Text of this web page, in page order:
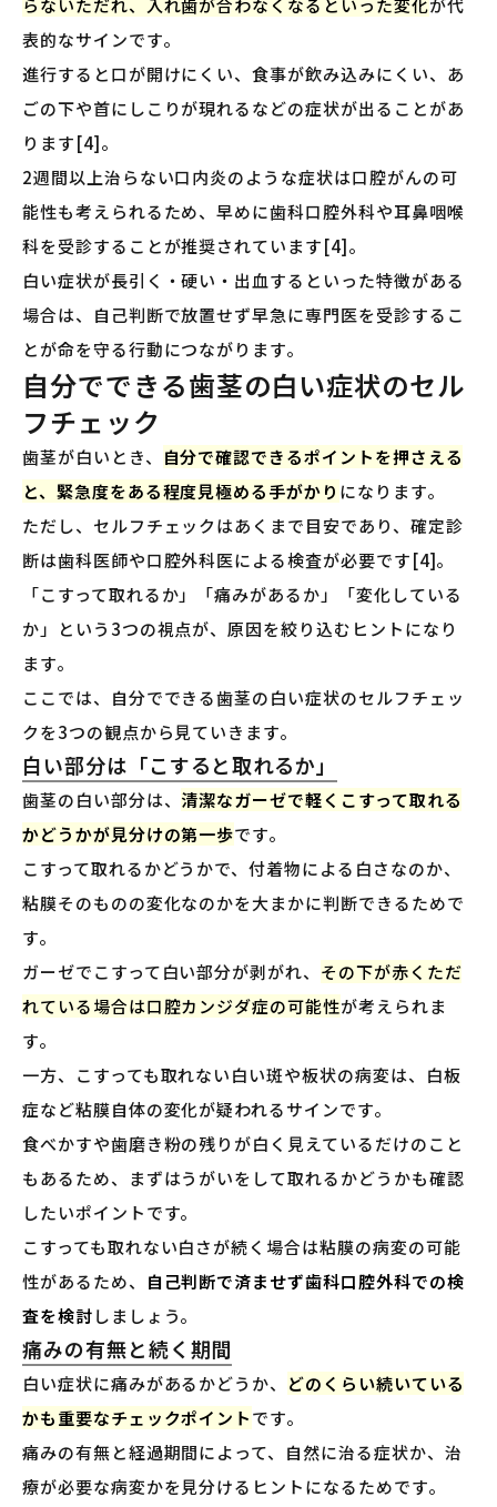
表的なサインです。
進行すると口が開けにくい、食事が飲み込みにくい、あ
ごの下や首にしこりが現れるなどの症状が出ることがあ
ります[4]。
2週間以上治らない口内炎のような症状は口腔がんの可
能性も考えられるため、早めに歯科口腔外科や耳鼻咽喉
科を受診することが推奨されています[4]。
白い症状が長引く・硬い・出血するといった特徴がある
場合は、自己判断で放置せず早急に専門医を受診するこ
とが命を守る行動につながります。
自分でできる歯茎の白い症状のセル
フチェック
歯茎が白いとき、
自分で確認できるポイントを押さえる
と、緊急度をある程度見極める手がかり になります。
ただし、セルフチェックはあくまで目安であり、確定診
断は歯科医師や口腔外科医による検査が必要です[4]。
「こすって取れるか」「痛みがあるか」「変化している
か」という3つの視点が、原因を絞り込むヒントになり
ます。
ここでは、自分でできる歯茎の白い症状のセルフチェッ
クを3つの観点から見ていきます。
白い部分は「こすると取れるか」
歯茎の白い部分は、 清潔なガーゼで軽くこすって取れる
かどうかが見分けの第一歩です。
こすって取れるかどうかで、付着物による白さなのか、
粘膜そのものの変化なのかを大まかに判断できるためで
す。
ガーゼでこすって白い部分が剥がれ、 その下が赤くただ
れている場合は口腔カンジダ症の可能性が考えられま
す。
一方、こすっても取れない白い斑や板状の病変は、白板
症など粘膜自体の変化が疑われるサインです。
食べかすや歯磨き粉の残りが白く見えているだけのこと
もあるため、まずはうがいをして取れるかどうかも確認
したいポイントです。
こすっても取れない白さが続く場合は粘膜の病変の可能
性があるため、
自己判断で済ませず歯科口腔外科での検
査を検討しましょう。
痛みの有無と続く期間
白い症状に痛みがあるかどうか、 どのくらい続いている
かも重要なチェックポイントです。
痛みの有無と経過期間によって、自然に治る症状か、治
療が必要な病変かを見分けるヒントになるためです。